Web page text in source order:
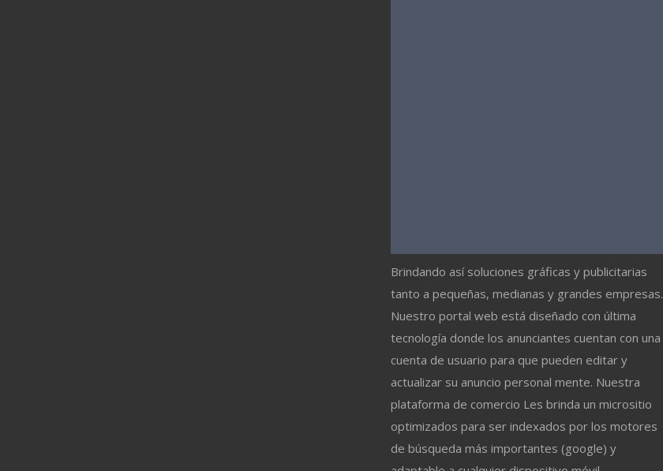
Brindando así soluciones gráficas y publicitarias
tanto a pequeñas, medianas y grandes empresas.
Nuestro portal web está diseñado con última
tecnología donde los anunciantes cuentan con una
cuenta de usuario para que pueden editar y
actualizar su anuncio personal mente. Nuestra
plataforma de comercio Les brinda un micrositio
optimizados para ser indexados por los motores
de búsqueda más importantes (google) y